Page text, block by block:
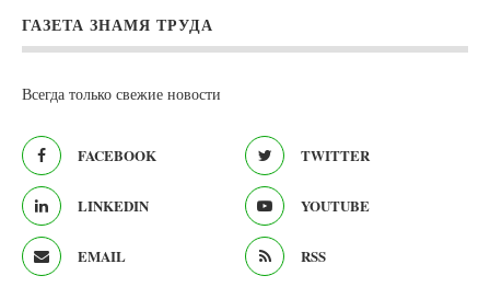
ГАЗЕТА ЗНАМЯ ТРУДА
Всегда только свежие новости
FACEBOOK TWITTER
LINKEDIN YOUTUBE
EMAIL RSS